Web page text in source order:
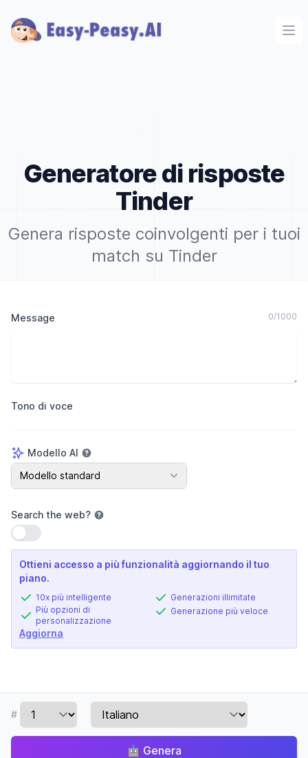
Generatore di risposte
Tinder
Genera risposte coinvolgenti per i tuoi
match su Tinder
Message 0/1000
Tono di voce
Modello AI
Modello AI
Modello standard
Search the web?
Usa impostazione
Ottieni accesso a più funzionalità aggiornando il tuo
piano.
10x più intelligente
Più opzioni di
personalizzazione
Generazioni illimitate
Generazione più veloce
Aggiorna
#
🤖 Genera